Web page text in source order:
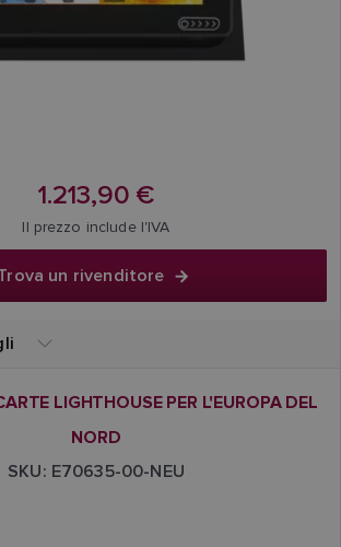
1.213,90 €
Il prezzo include l'IVA
un rivenditore
LIGHTHOUSE PER L'EUROPA DEL
NORD
SKU: E70635-00-NEU